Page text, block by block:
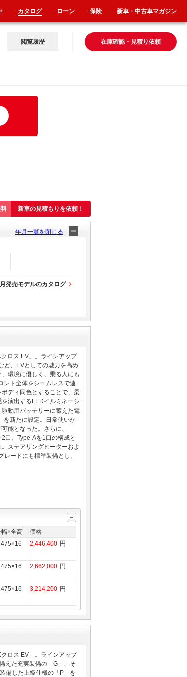
在庫確認・見積り依頼
閲覧履歴
新車の見積もりを依頼！
年月一覧を閉じる
発売モデルのカタログ
ロス EV」。ラインアップ
ど、EVとしての魅力を高め
環境に優しく、乗る人にも
ント全体をシームレスで連
ディ同色とすることで、柔
演出するLEDイルミネーシ
動用バッテリーに蓄えた電
を新たに設定。日常使いか
能となった。さらに、
口、Type‐Aを1口の構成と
ステアリングヒーターおよ
ードにも標準装備とし、
×全高
価格
2,446,400 円
2,662,000 円
3,214,200 円
ロス EV」。ラインアップ
えた充実装備の「G」、そ
備した上級仕様の「P」を
カタログ ローン 保険 新車・中古車マガジン